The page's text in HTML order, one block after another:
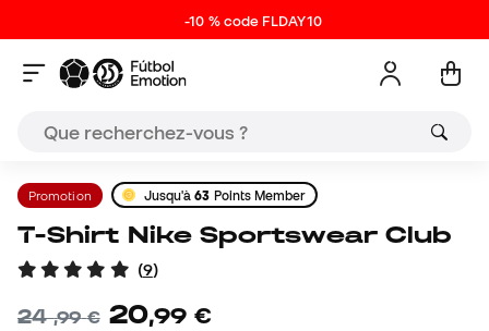
-10 % code FLDAY10
Promotion Jusqu'à63 Points Member
T-Shirt Nike Sportswear Club
(9)
24,99 € 20,99 €